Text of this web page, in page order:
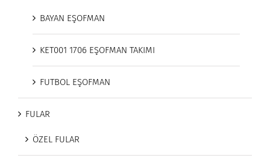
BAYAN EŞOFMAN
KET001 1706 EŞOFMAN TAKIMI
FUTBOL EŞOFMAN
FULAR
ÖZEL FULAR